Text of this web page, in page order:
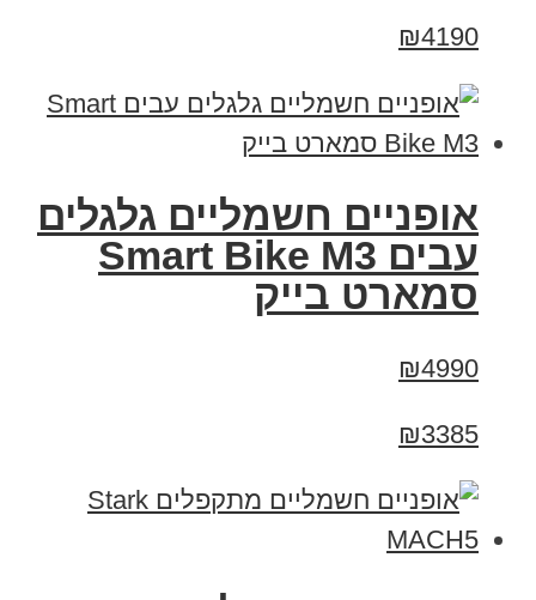
₪4190
אופניים חשמליים גלגלים
עבים Smart Bike M3
סמארט בייק
₪4990
₪3385